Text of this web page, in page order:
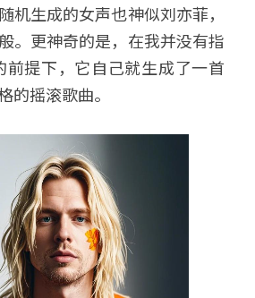
机生成的女声也神似刘亦菲，
。 更神奇的是，在我并没有指
前提下，它自己就生成了一首
的摇滚歌曲。